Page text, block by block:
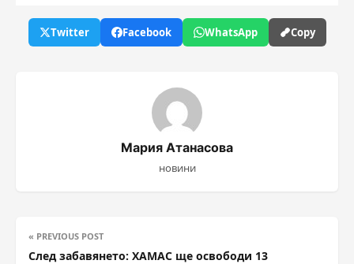
Twitter Facebook WhatsApp Copy
Мария Атанасова
новини
« PREVIOUS POST
След забавянето: ХАМАС ще освободи 13